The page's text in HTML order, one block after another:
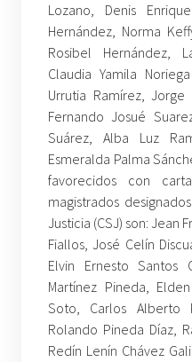
Lozano, Denis
Hernández, Norma
Rosibel Hernández,
Claudia Yamila
Urrutia Ramírez,
Fernando Josué
Suárez, Alba Luz
Esmeralda Palma
favorecidos con
magistrados
Justicia (CSJ) son: Jean
Fiallos, José Celín
Elvin Ernesto Santos
Martínez Pineda,
Soto, Carlos Alberto
Rolando Pineda Díaz,
Redín Lenín Chávez